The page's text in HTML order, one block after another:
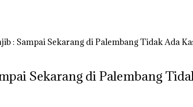
: Sampai Sekarang di Palembang Tidak Ada
Sekarang di Palembang